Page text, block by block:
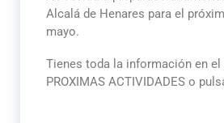
Alcalá de Henares para el
mayo.
Tienes toda la información en el
PROXIMAS ACTIVIDADES o